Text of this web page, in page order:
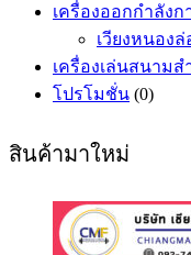
เครื่องออกกำลังก
เวียงหนอง
เครื่องเล่นสนามส
โปรโมชั่น (0)
สินค้ามาใหม่